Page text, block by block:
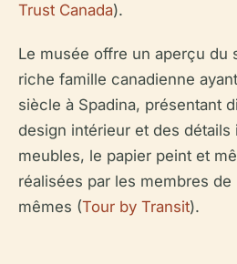
Trust Canada).
Le musée offre un aperçu du
riche famille canadienne
siècle à Spadina, présentant
design intérieur et des détails
meubles, le papier peint et
réalisées par les membres
mêmes (Tour by Transit).